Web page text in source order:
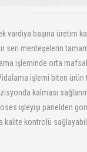
vardiya başına üretim
seri menteşelerin
işleminde orta
işlemi biten
kalması
işleyişi panelden
kalite kontrolü